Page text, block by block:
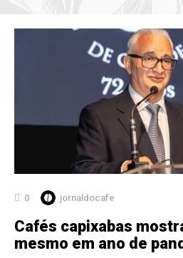
0 jornaldocafe
Cafés capixabas
mesmo em ano de